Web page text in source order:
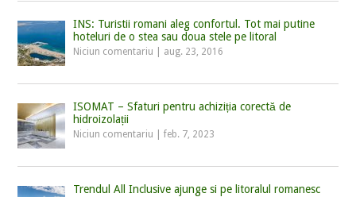
INS: Turistii romani aleg confortul. Tot mai putine
hoteluri de o stea sau doua stele pe litoral
Niciun comentariu aug. 23, 2016
ISOMAT – Sfaturi pentru achiziția corectă de
hidroizolații
Niciun comentariu |feb. 7, 2023
Trendul All Inclusive ajunge si pe litoralul romanesc